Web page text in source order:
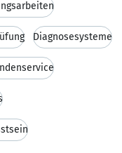
Diagnosesysteme